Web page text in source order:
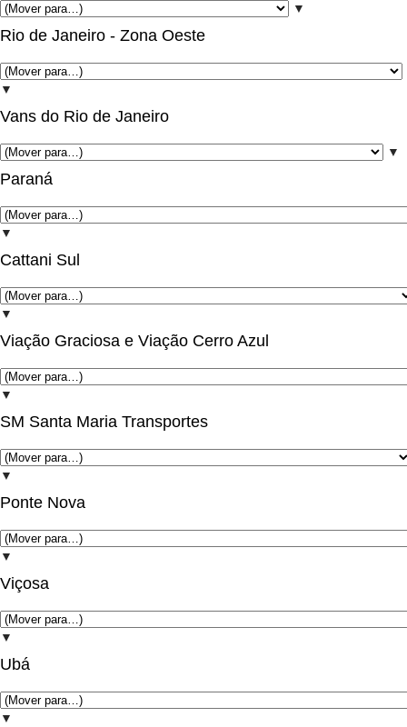
▼
Rio de Janeiro - Zona Oeste
▼
Vans do Rio de Janeiro
▼
Paraná
▼
Cattani Sul
▼
Viação Graciosa e Viação Cerro Azul
▼
SM Santa Maria Transportes
▼
Ponte Nova
▼
Viçosa
▼
Ubá
▼